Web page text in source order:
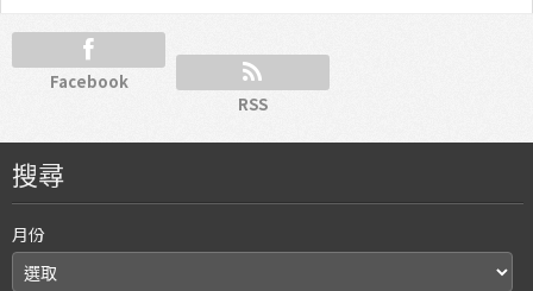
Facebook
RSS
搜尋
月份